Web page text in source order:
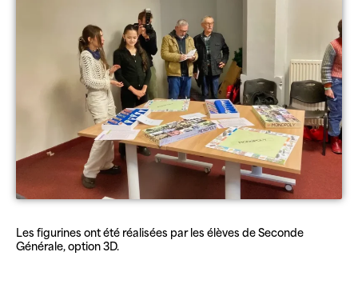
Les figurines ont été réalisées par les élèves de Seconde
Générale, option 3D.